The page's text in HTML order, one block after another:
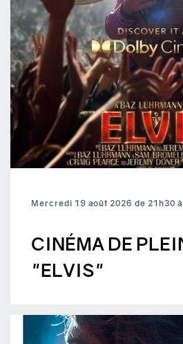
Mercredi 19 août 2026 de 21h30
CINÉMA DE
"ELVIS"